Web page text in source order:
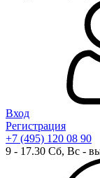
Вход
Регистрация
+7 (495) 120 08 90
9 - 17.30 Сб, Вс -